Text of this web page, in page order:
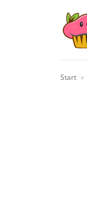
Start »